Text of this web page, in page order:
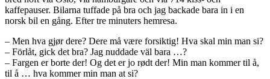
kaffepauser. Bilarna tuffade på bra och jag backade bara in i en
norsk bil en gång. Efter tre minuters hemresa.
– Men hva gjør dere? Dere må være forsiktig! Hva skal min man si?
– Förlåt, gick det bra? Jag nuddade väl bara …?
– Fargen er borte der! Og det er jo rødt der! Min man kommer til å,
til å … hva kommer min man at si?